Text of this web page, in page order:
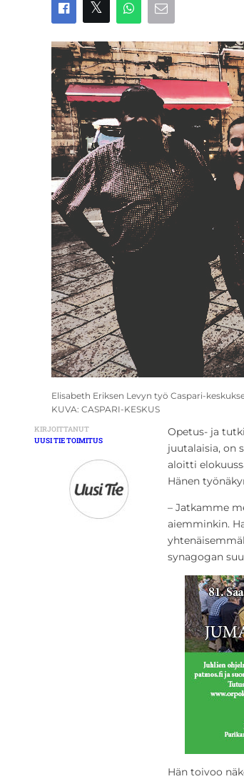
Elisabeth Eriksen Levyn työ Caspari-
KUVA: CASPARI-KESKUS
KIRJOITTANUT
UUSI TIE TOIMITUS
Opetus- ja
juutalaisia, on
aloitti
Hänen
– Jatkamme
aiemminkin.
synagogan
Hän toivoo